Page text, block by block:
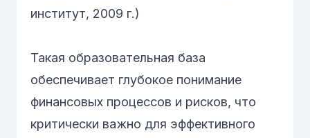
институт, 2009 г.)
Такая образовательная база
обеспечивает глубокое понимание
финансовых процессов и рисков, что
критически важно для эффективного